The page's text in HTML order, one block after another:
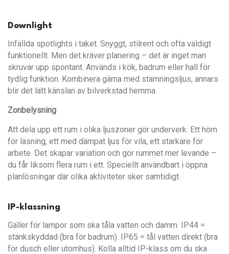
Downlight
Infällda spotlights i taket. Snyggt, stilrent och ofta väldigt
funktionellt. Men det kräver planering – det är inget man
skruvar upp spontant. Används i kök, badrum eller hall för
tydlig funktion. Kombinera gärna med stämningsljus, annars
blir det lätt känslan av bilverkstad hemma.
Zonbelysning
Att dela upp ett rum i olika ljuszoner gör underverk. Ett hörn
för läsning, ett med dämpat ljus för vila, ett starkare för
arbete. Det skapar variation och gör rummet mer levande –
du får liksom flera rum i ett. Speciellt användbart i öppna
planlösningar där olika aktiviteter sker samtidigt.
IP-klassning
Gäller för lampor som ska tåla vatten och damm. IP44 =
stänkskyddad (bra för badrum). IP65 = tål vatten direkt (bra
för dusch eller utomhus). Kolla alltid IP-klass om du ska